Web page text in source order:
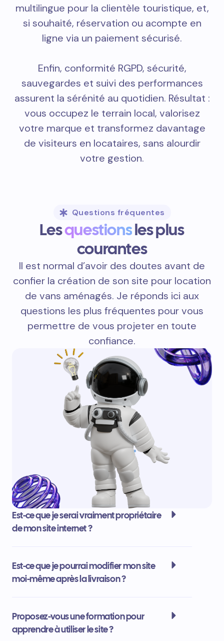
multilingue pour la clientèle touristique, et,
si souhaité, réservation ou acompte en
ligne via un paiement sécurisé.
Enfin, conformité RGPD, sécurité,
sauvegardes et suivi des performances
assurent la sérénité au quotidien. Résultat :
vous occupez le terrain local, valorisez
votre marque et transformez davantage
de visiteurs en locataires, sans alourdir
votre gestion.
Questions fréquentes
Lesquestionsles plus
courantes
Il est normal d’avoir des doutes avant de
confier la création de son site pour location
de vans aménagés. Je réponds ici aux
questions les plus fréquentes pour vous
permettre de vous projeter en toute
confiance.
Est-ce que je serai vraiment propriétaire
de mon site internet ?
Est-ce que je pourrai modifier mon site
moi-même après la livraison ?
Proposez-vous une formation pour
apprendre à utiliser le site ?